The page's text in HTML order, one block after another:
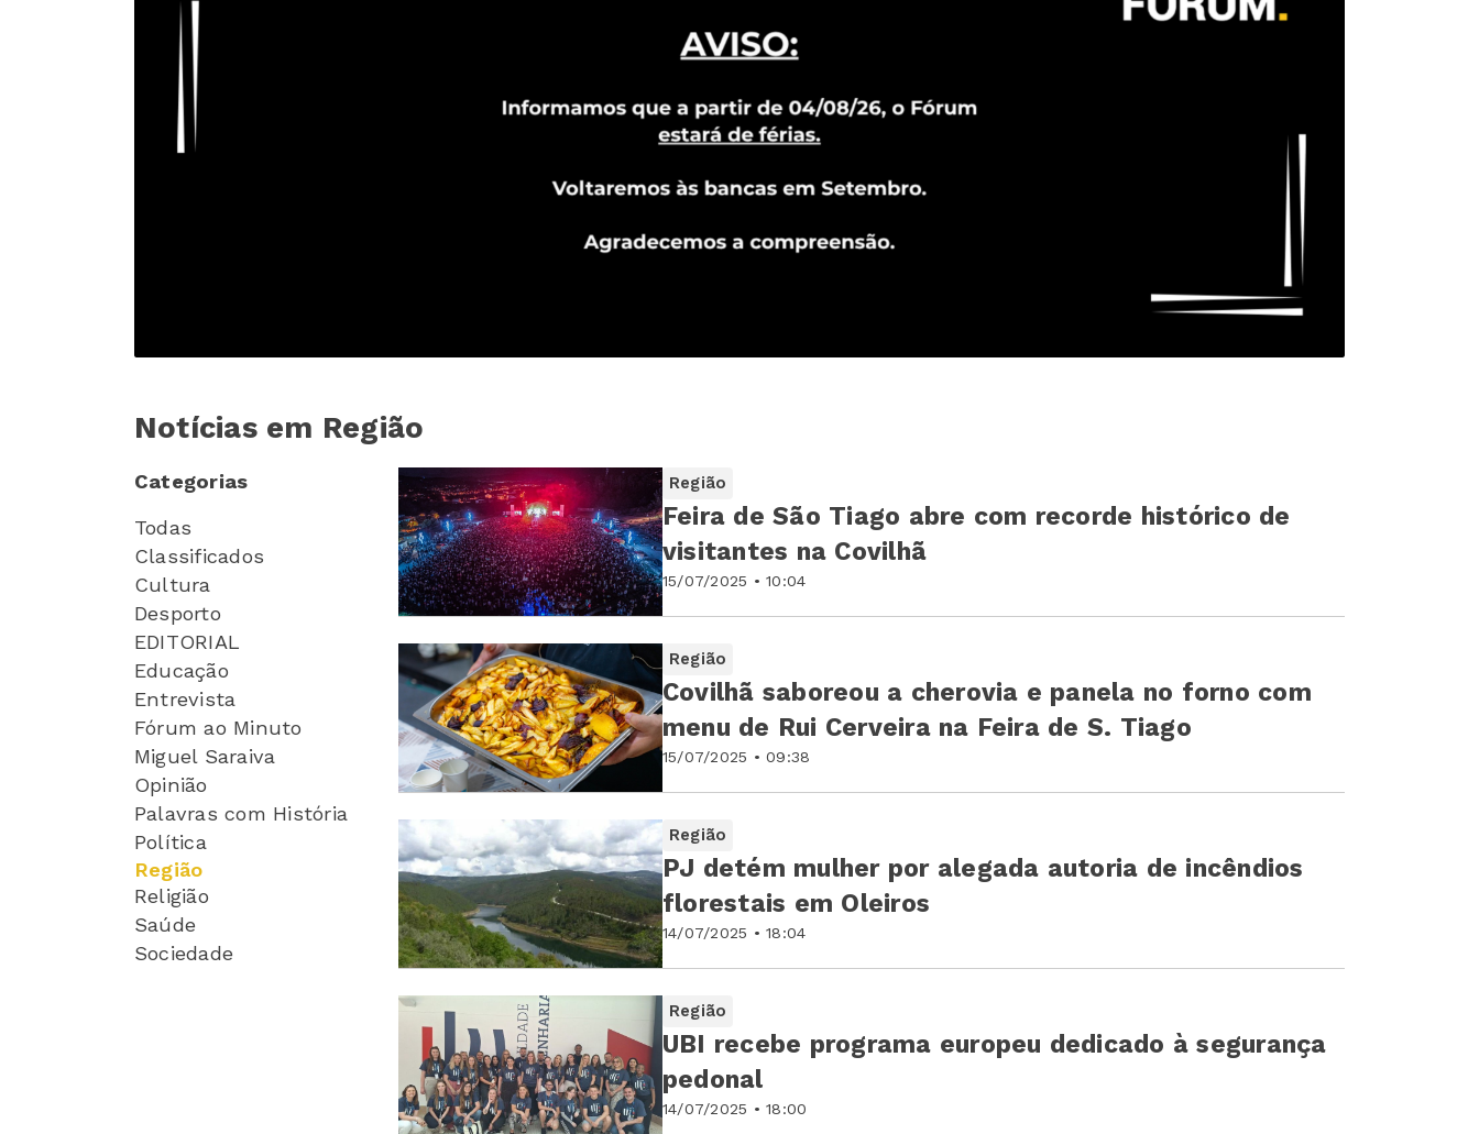
Notícias em Região
Categorias
Todas
Classificados
Cultura
Desporto
EDITORIAL
Educação
Entrevista
Fórum ao Minuto
Miguel Saraiva
Opinião
Palavras com História
Política
Região
Religião
Saúde
Sociedade
Região
15/07/2025 • 10:04
Feira de São Tiago abre com recorde histórico de
visitantes na Covilhã
Região
15/07/2025 • 09:38
Covilhã saboreou a cherovia e panela no forno com
menu de Rui Cerveira na Feira de S. Tiago
Região
14/07/2025 • 18:04
PJ detém mulher por alegada autoria de incêndios
florestais em Oleiros
Região
14/07/2025 • 18:00
UBI recebe programa europeu dedicado à segurança
pedonal